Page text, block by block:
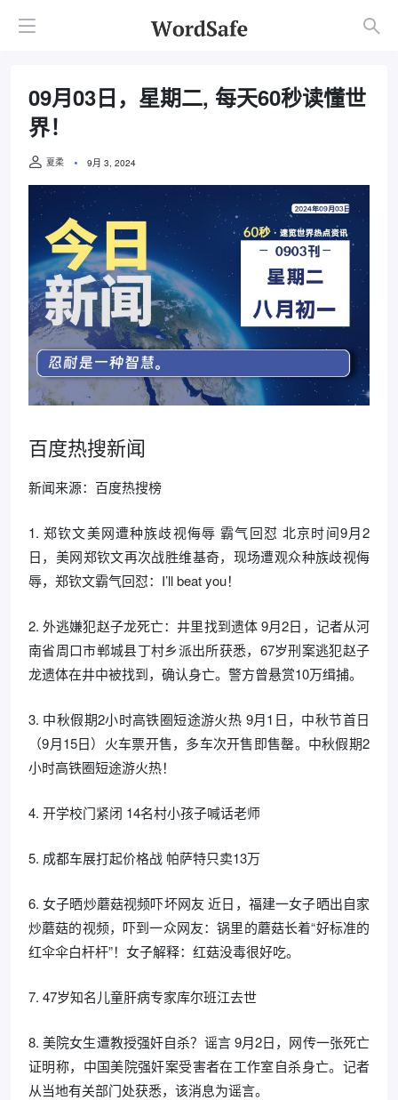
09月03日，星期二, 每天60秒读懂世
界！
夏柔 9月 3, 2024
百度热搜新闻
新闻来源：百度热搜榜
1. 郑钦文美网遭种族歧视侮辱 霸气回怼 北京时间9月2
日，美网郑钦文再次战胜维基奇，现场遭观众种族歧视侮
辱，郑钦文霸气回怼：I’ll beat you！
2. 外逃嫌犯赵子龙死亡：井里找到遗体 9月2日，记者从河
南省周口市郸城县丁村乡派出所获悉，67岁刑案逃犯赵子
龙遗体在井中被找到，确认身亡。警方曾悬赏10万缉捕。
3. 中秋假期2小时高铁圈短途游火热 9月1日，中秋节首日
（9月15日）火车票开售，多车次开售即售罄。中秋假期2
小时高铁圈短途游火热！
4. 开学校门紧闭 14名村小孩子喊话老师
5. 成都车展打起价格战 帕萨特只卖13万
6. 女子晒炒蘑菇视频吓坏网友 近日，福建一女子晒出自家
炒蘑菇的视频，吓到一众网友：锅里的蘑菇长着“好标准的
红伞伞白杆杆”！女子解释：红菇没毒很好吃。
7. 47岁知名儿童肝病专家库尔班江去世
8. 美院女生遭教授强奸自杀？谣言 9月2日，网传一张死亡
证明称，中国美院强奸案受害者在工作室自杀身亡。记者
从当地有关部门处获悉，该消息为谣言。